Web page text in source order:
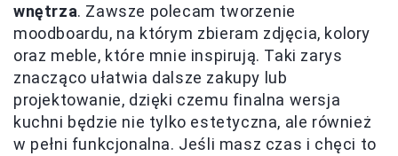
wnętrza. Zawsze polecam tworzenie
moodboardu, na którym zbieram zdjęcia, kolory
oraz meble, które mnie inspirują. Taki zarys
znacząco ułatwia dalsze zakupy lub
projektowanie, dzięki czemu finalna wersja
kuchni będzie nie tylko estetyczna, ale również
w pełni funkcjonalna. Jeśli masz czas i chęci to